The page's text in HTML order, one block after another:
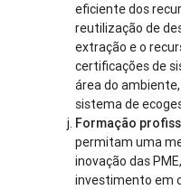
eficiente dos
reutilização de
extração e o
certificações de
área do
sistema de
Formação
permitam uma
inovação das
investimento em